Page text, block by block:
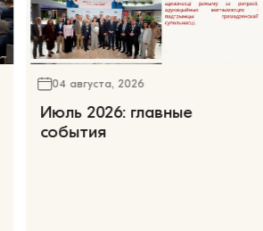
04 августа, 2026
Июль 2026: главные
события